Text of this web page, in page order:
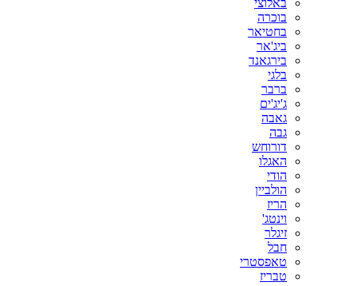
באלוצי
בוכרה
בחטיאר
ביג'אר
בירגאנד
בלגי
ברבר
ג'יג'ים
גאבה
גבה
דורוחש
האגלו
הודי
הולביין
הריז
וינטג'
זיגלר
חבל
טאפסטרי
טבריז